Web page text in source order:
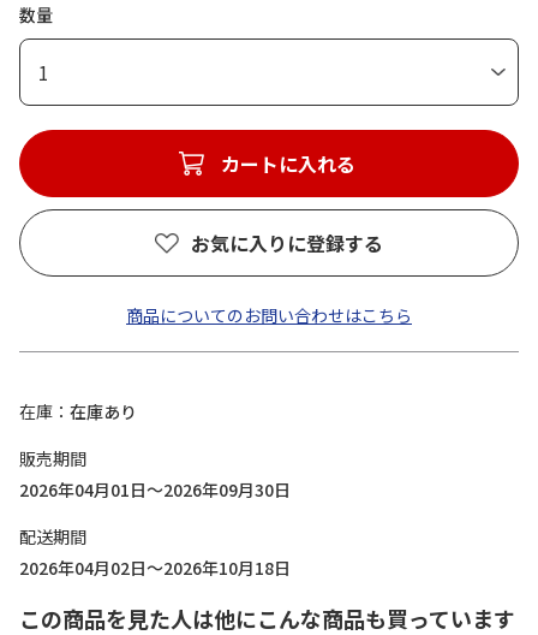
数量
1
カートに入れる
お気に入りに登録する
商品についてのお問い合わせはこちら
在庫
在庫あり
販売期間
2026年04月01日～2026年09月30日
配送期間
2026年04月02日～2026年10月18日
この商品を見た人は他にこんな商品も買っています